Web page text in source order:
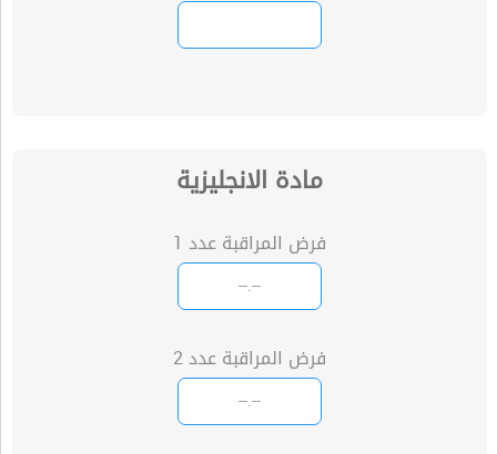
مادة الانجليزية
فرض المراقبة عدد 1
فرض المراقبة عدد 2